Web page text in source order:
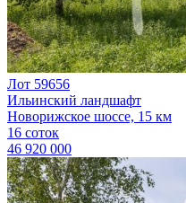
Лот 59656
Ильинский ландшафт
Новорижское шоссе, 15 км
16 соток
46 920 000